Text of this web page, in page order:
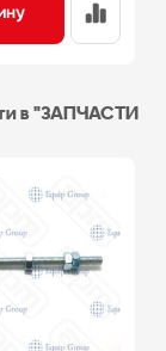
в "ЗАПЧАСТИ